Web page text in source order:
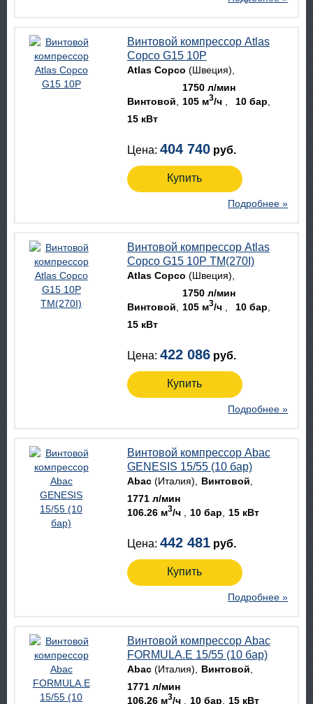
Винтовой компрессор Atlas
Copco G15 10P
Atlas Copco (Швеция)
Винтовой
1750 л/мин
105 м3/ч
10 бар
15 кВт
Цена: 404 740 руб.
Купить
Подробнее »
Винтовой компрессор Atlas
Copco G15 10P TM(270I)
Atlas Copco (Швеция)
Винтовой
1750 л/мин
105 м3/ч
10 бар
15 кВт
Цена: 422 086 руб.
Купить
Подробнее »
Винтовой компрессор Abac
GENESIS 15/55 (10 бар)
Abac(Италия)
Винтовой
1771 л/мин
106.26 м3/ч 10 бар 15 кВт
Цена: 442 481 руб.
Купить
Подробнее »
Винтовой компрессор Abac
FORMULA.E 15/55 (10 бар)
Abac(Италия)
Винтовой
1771 л/мин
106.26 м3/ч 10 бар 15 кВт